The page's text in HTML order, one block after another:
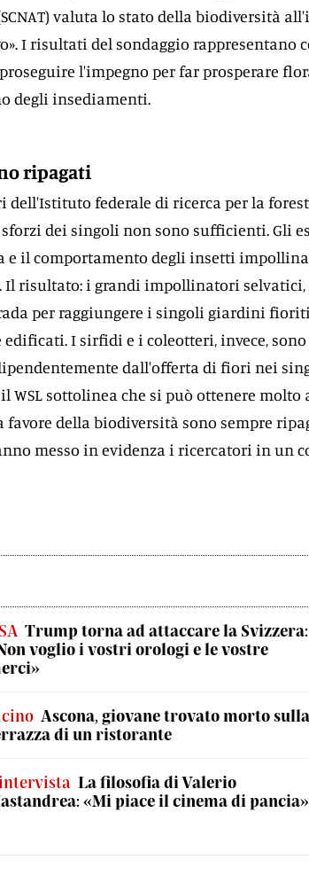
valuta lo stato della biodiversità
I risultati del sondaggio rappresentano
l'impegno per far prosperare
degli insediamenti.
ripagati
dell'Istituto federale di ricerca per la
sforzi dei singoli non sono sufficienti. Gli
e il comportamento degli insetti
Il risultato: i grandi impollinatori selvatici,
per raggiungere i singoli giardini
I sirfidi e i coleotteri, invece,
dall'offerta di fiori nei
WSL sottolinea che si può ottenere
favore della biodiversità sono sempre
messo in evidenza i ricercatori in un
Trump torna ad attaccare la Svizzera:
voglio i vostri orologi e le vostre
Ascona, giovane trovato morto sulla
di un ristorante
La filosofia di Valerio
«Mi piace il cinema di pancia»